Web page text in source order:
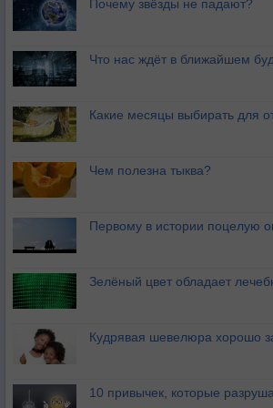
Почему звёзды не падают?
Что нас ждёт в ближайшем
Какие месяцы выбирать для
Чем полезна тыква?
Первому в истории поцелую
Зелёный цвет обладает
Кудрявая шевелюра хорошо
10 привычек, которые